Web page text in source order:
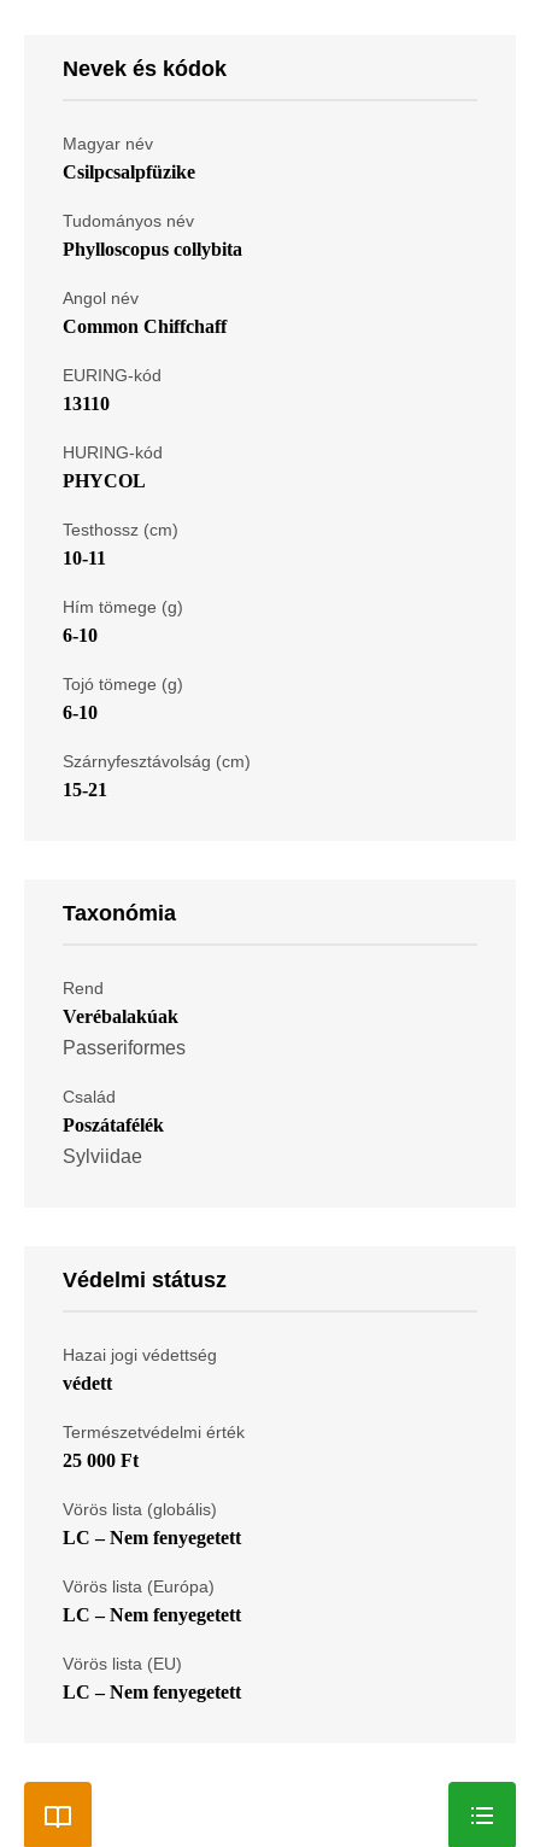
Nevek és kódok
Magyar név
Csilpcsalpfüzike
Tudományos név
Phylloscopus collybita
Angol név
Common Chiffchaff
EURING-kód
13110
HURING-kód
PHYCOL
Testhossz (cm)
10-11
Hím tömege (g)
6-10
Tojó tömege (g)
6-10
Szárnyfesztávolság (cm)
15-21
Taxonómia
Rend
Verébalakúak
Passeriformes
Család
Poszátafélék
Sylviidae
Védelmi státusz
Hazai jogi védettség
védett
Természetvédelmi érték
25 000 Ft
Vörös lista (globális)
LC – Nem fenyegetett
Vörös lista (Európa)
LC – Nem fenyegetett
Vörös lista (EU)
LC – Nem fenyegetett